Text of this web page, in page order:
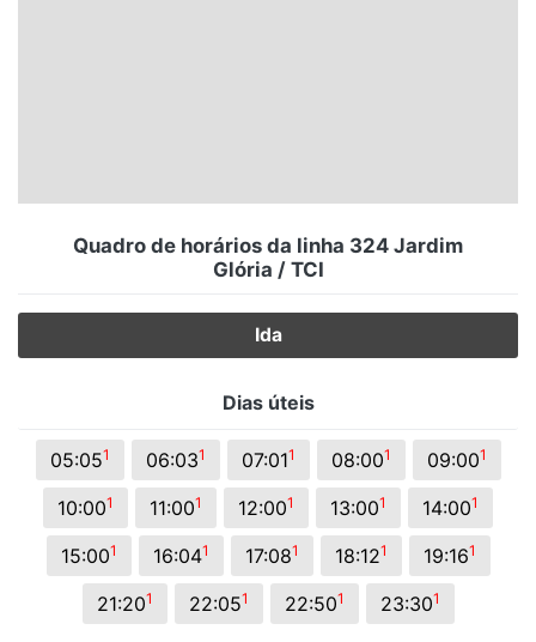
Quadro de horários da linha 324 Jardim
Glória / TCI
Ida
Dias úteis
05:051 06:031 07:011 08:001 09:001
10:001 11:001 12:001 13:001 14:001
15:001 16:041 17:081 18:121 19:161
21:201 22:051 22:501 23:301